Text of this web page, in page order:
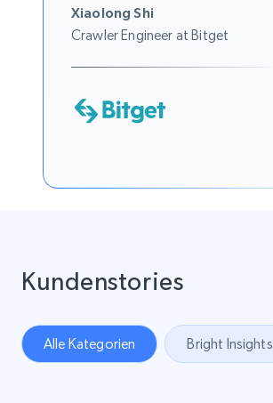
Xiaolong Shi
Crawler Engineer at Bitget
Kundenstories
Alle Kategorien Bright Insights